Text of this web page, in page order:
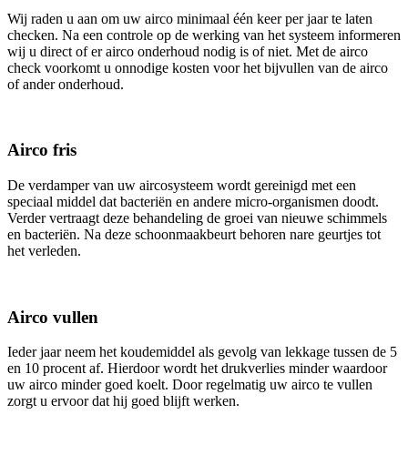
Wij raden u aan om uw airco minimaal één keer per jaar te laten
checken. Na een controle op de werking van het systeem informeren
wij u direct of er airco onderhoud nodig is of niet. Met de airco
check voorkomt u onnodige kosten voor het bijvullen van de airco
of ander onderhoud.
Airco fris
De verdamper van uw aircosysteem wordt gereinigd met een
speciaal middel dat bacteriën en andere micro-organismen doodt.
Verder vertraagt deze behandeling de groei van nieuwe schimmels
en bacteriën. Na deze schoonmaakbeurt behoren nare geurtjes tot
het verleden.
Airco vullen
Ieder jaar neem het koudemiddel als gevolg van lekkage tussen de 5
en 10 procent af. Hierdoor wordt het drukverlies minder waardoor
uw airco minder goed koelt. Door regelmatig uw airco te vullen
zorgt u ervoor dat hij goed blijft werken.